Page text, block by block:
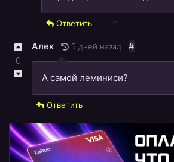
Ответить ↑
0
Алек 5 дней назад #
А самой леминиси?
Ответить